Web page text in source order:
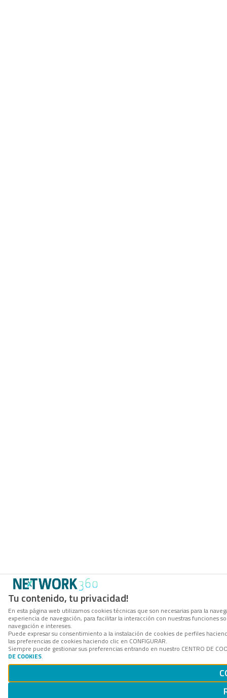
Tu contenido, tu privacidad!
En esta página web utilizamos cookies técnicas que son necesarias para la
experiencia de navegación, para facilitar la interacción con nuestras funciones
navegación e intereses.
Puede expresar su consentimiento a la instalación de cookies de perfiles
las preferencias de cookies haciendo clic en CONFIGURAR.
Siempre puede gestionar sus preferencias entrando en nuestro CENTRO DE
DE COOKIES.